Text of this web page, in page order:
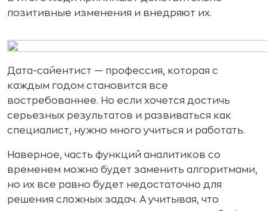
позитивные изменения и внедряют их.
Дата-сайентист — профессия, которая с
каждым годом становится все
востребованнее. Но если хочется достичь
серьезных результатов и развиваться как
специалист, нужно много учиться и работать.
Наверное, часть функций аналитиков со
временем можно будет заменить алгоритмами,
но их все равно будет недостаточно для
решения сложных задач. А учитывая, что